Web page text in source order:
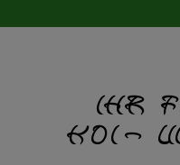
Ihr
Koi-